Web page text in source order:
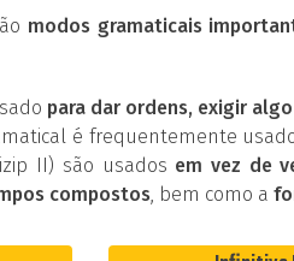
modos gramaticais
para dar ordens, exigir
é frequentemente
II) são usados em vez de
compostos, bem como a